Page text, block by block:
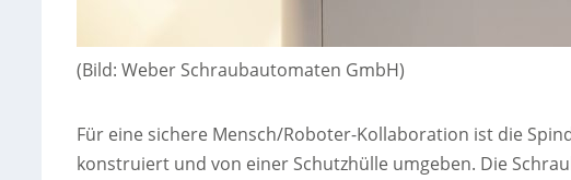
(Bild: Weber Schraubautomaten GmbH)
Für eine sichere Mensch/Roboter-Kollaboration ist die
konstruiert und von einer Schutzhülle umgeben. Die